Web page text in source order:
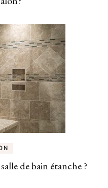
de bain étanche ?